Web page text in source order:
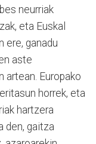
neurriak
eta Euskal
ere, ganadu
aste
artean. Europako
horrek, eta
hartzera
den, gaitza